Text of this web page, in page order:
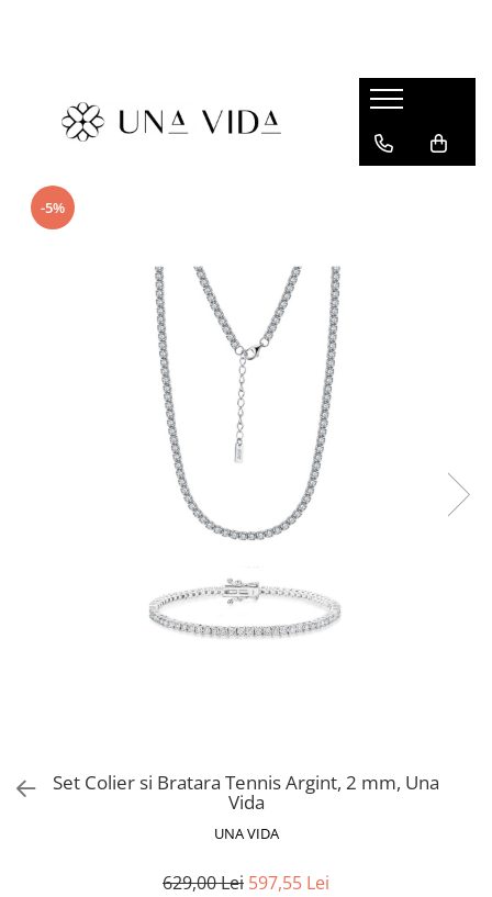
Cadouri pentru EA
CADOURI sub 150 lei - EA
CADOURI sub 150 lei - EL
-5%
Set Colier si Bratara Tennis Argint, 2 mm, Una
Vida
UNA VIDA
629,00 Lei 597,55 Lei